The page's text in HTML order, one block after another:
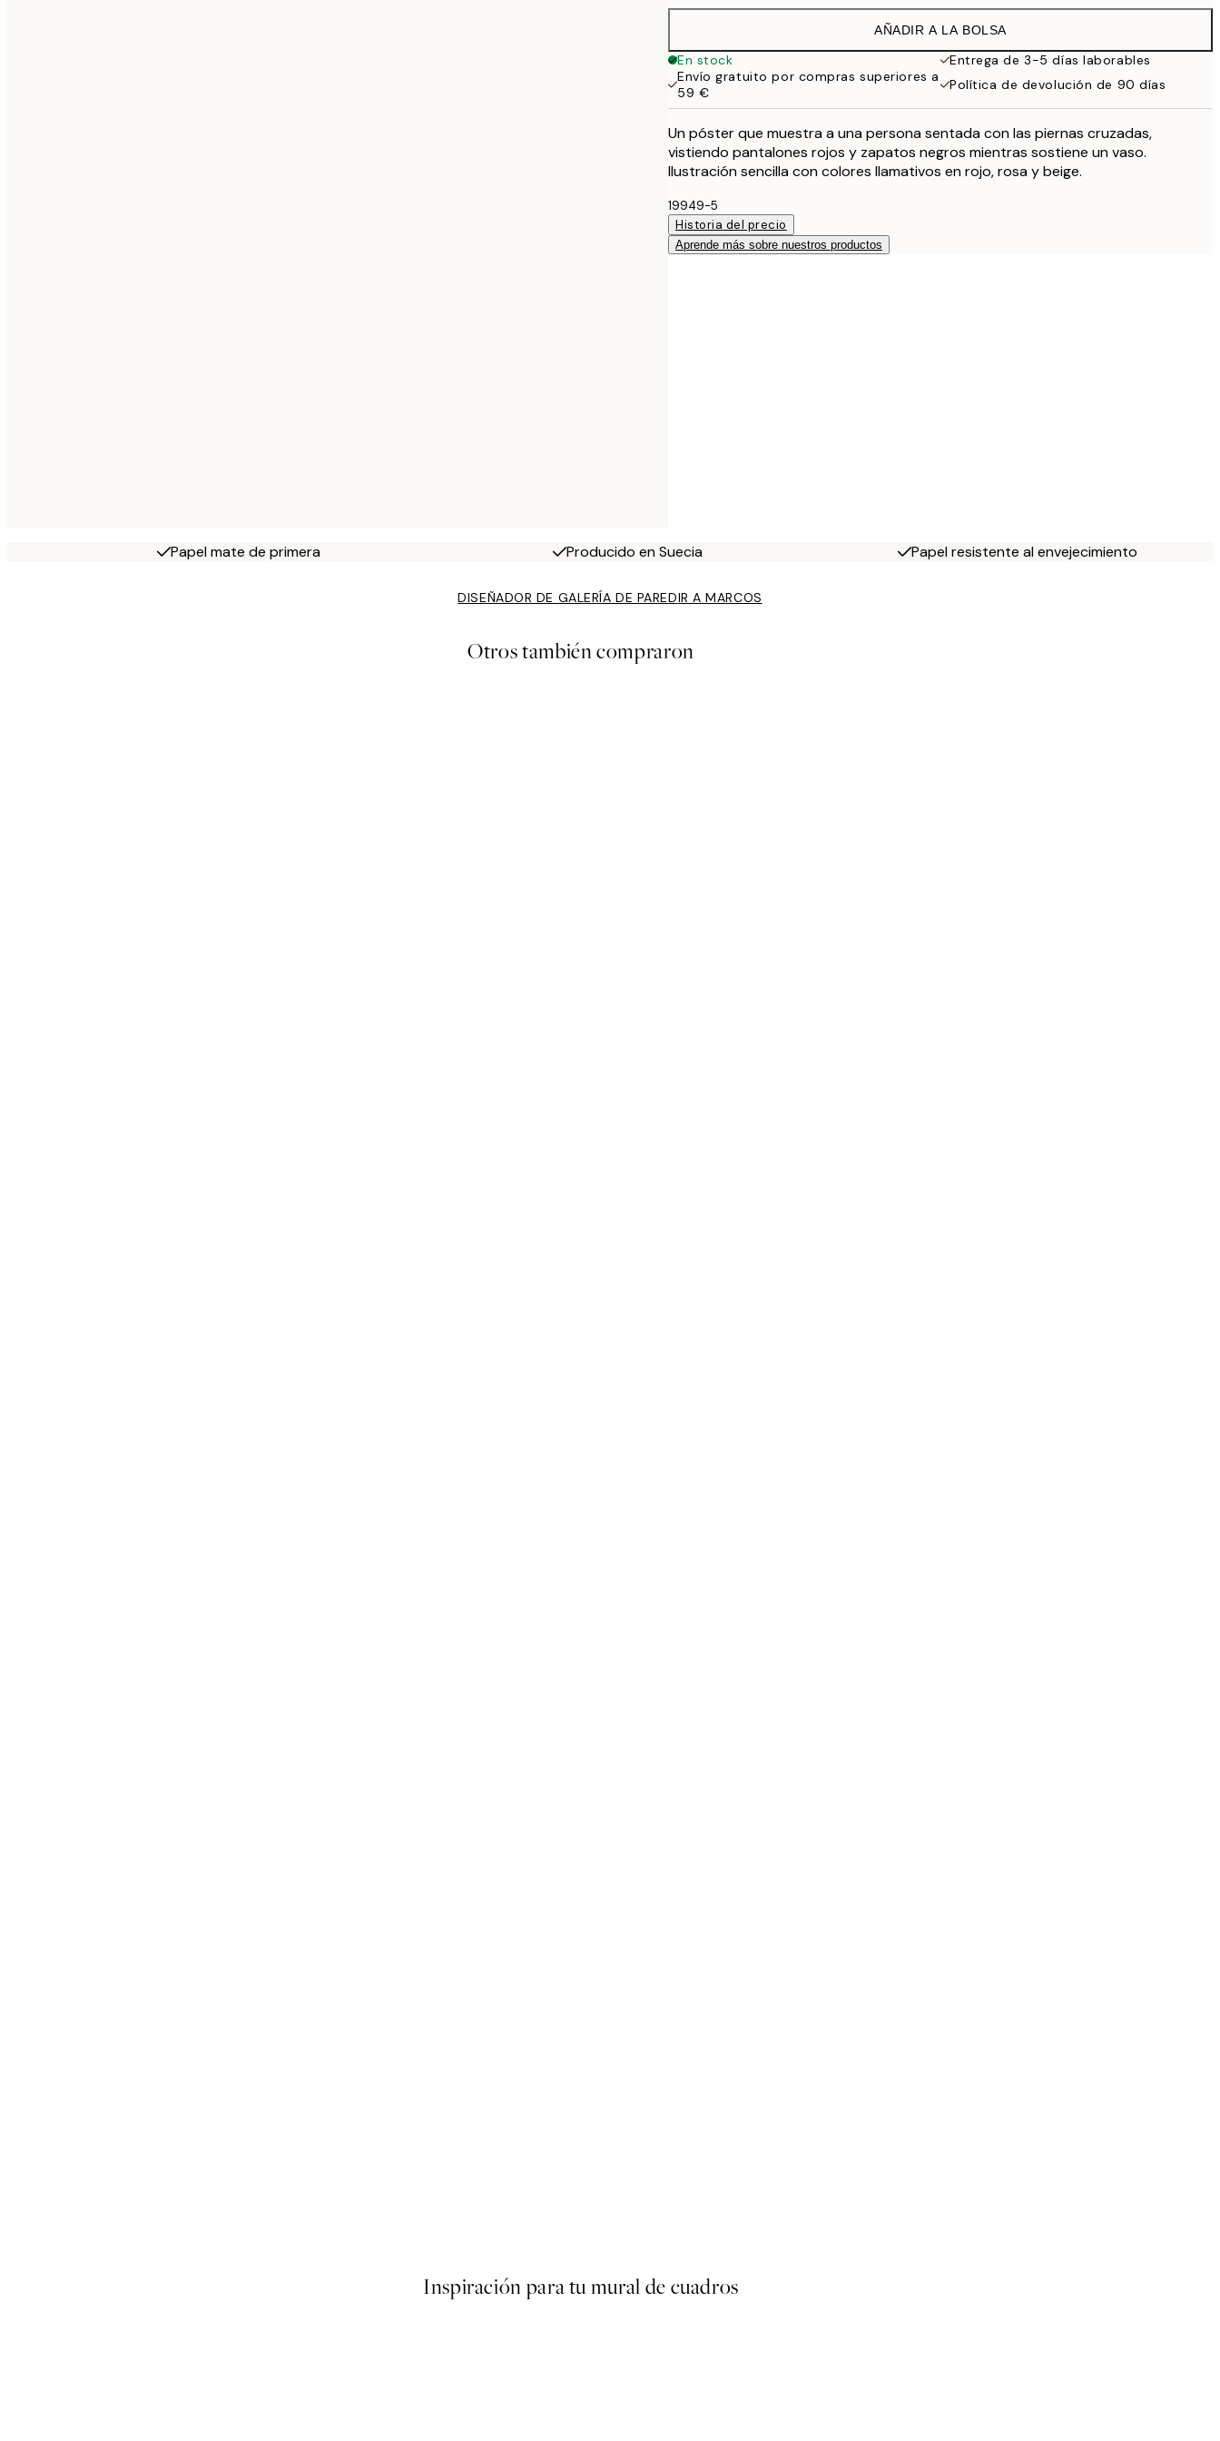
38 €
54,45 €
AÑADIR A LA BOLSA
En stock
Entrega de 3-5 días laborables
Envío gratuito por compras superiores a
59 €
Política de devolución de 90 días
Un póster que muestra a una persona sentada con las piernas cruzadas,
vistiendo pantalones rojos y zapatos negros mientras sostiene un vaso.
Ilustración sencilla con colores llamativos en rojo, rosa y beige.
19949-5
Historia del precio
Aprende más sobre nuestros productos
Papel mate de primera Producido en Suecia Papel resistente al envejecimiento
DISEÑADOR DE GALERÍA DE PAREDIR A MARCOS
Otros también compraron
Inspiración para tu mural de cuadros